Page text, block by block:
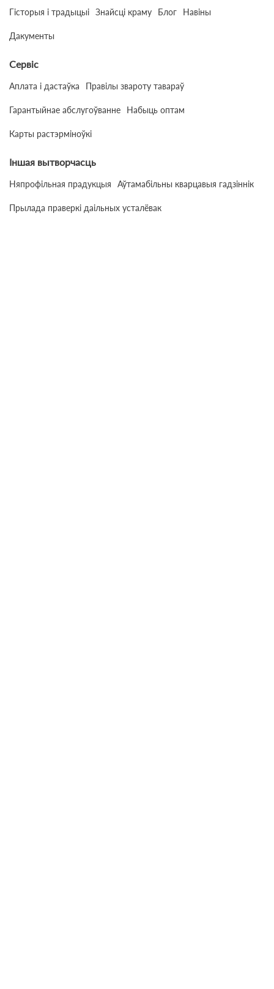
Гісторыя і традыцыі Знайсці краму Блог Навіны
Дакументы
Сервіс
Аплата і дастаўка Правілы звароту тавараў
Гарантыйнае абслугоўванне Набыць оптам
Карты растэрміноўкі
Іншая вытворчасць
Няпрофільная прадукцыя Аўтамабільны кварцавыя гадзіннік
Прылада праверкі даільных усталёвак